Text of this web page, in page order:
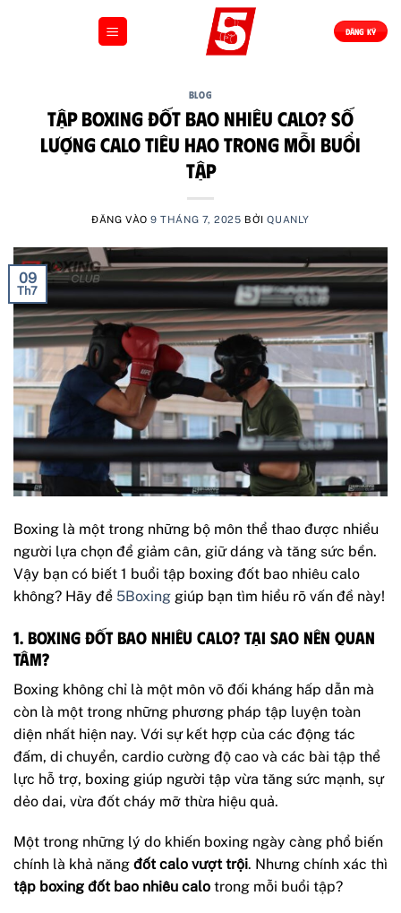
ĐĂNG KÝ
BLOG
Tập Boxing Đốt Bao Nhiêu Calo? Số
Lượng Calo Tiêu Hao Trong Mỗi Buổi
Tập
ĐĂNG VÀO9 THÁNG 7, 2025 BỞIQUANLY
09
Th7
Boxing là một trong những bộ môn thể thao được nhiều
người lựa chọn để giảm cân, giữ dáng và tăng sức bền.
Vậy bạn có biết 1 buổi tập boxing đốt bao nhiêu calo
không? Hãy để 5Boxing giúp bạn tìm hiểu rõ vấn đề này!
1. Boxing đốt bao nhiêu calo? Tại sao nên quan
tâm?
Boxing không chỉ là một môn võ đối kháng hấp dẫn mà
còn là một trong những phương pháp tập luyện toàn
diện nhất hiện nay. Với sự kết hợp của các động tác
đấm, di chuyển, cardio cường độ cao và các bài tập thể
lực hỗ trợ, boxing giúp người tập vừa tăng sức mạnh, sự
dẻo dai, vừa đốt cháy mỡ thừa hiệu quả.
Một trong những lý do khiến boxing ngày càng phổ biến
chính là khả năng đốt calo vượt trội. Nhưng chính xác thì
tập boxing đốt bao nhiêu calo trong mỗi buổi tập?